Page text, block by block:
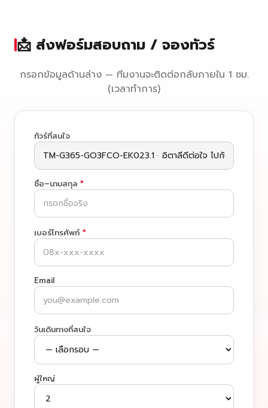
📩 ส่งฟอร์มสอบถาม / จองทัวร์
กรอกข้อมูลด้านล่าง — ทีมงานจะติดต่อกลับภายใน 1 ชม.
(เวลาทำการ)
ทัวร์ที่สนใจ
ชื่อ–นามสกุล *
เบอร์โทรศัพท์ *
Email
วันเดินทางที่สนใจ
ผู้ใหญ่